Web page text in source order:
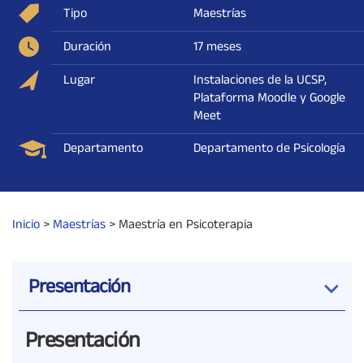
Tipo
Maestrías
Duración
17 meses
Lugar
Instalaciones de la UCSP,
Plataforma Moodle y Google
Meet
Departamento
Departamento de Psicología
Inicio>Maestrías>Maestría en Psicoterapia
Presentación
Presentación